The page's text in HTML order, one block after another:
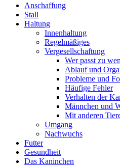
Anschaffung
Stall
Haltung
Innenhaltung
Regelmäßiges
Vergesellschaftung
Wer passt zu
Ablauf und
Probleme und
Häufige Fehler
Verhalten der
Männchen und
Mit anderen
Umgang
Nachwuchs
Futter
Gesundheit
Das Kaninchen